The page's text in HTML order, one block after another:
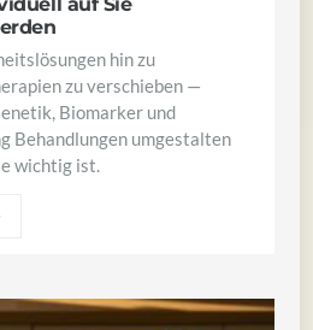
hin zu
zu verschieben —
Biomarker und
Behandlungen umgestalten
wichtig ist.